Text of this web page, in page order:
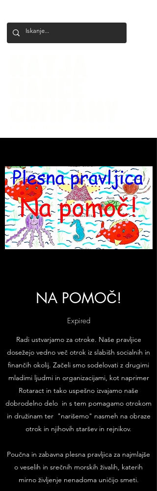
NA POMOČ!
Expired
Radi ustvarjamo za otroke. Naše pravljice
dosežejo vedno več otrok iz slabišh socialnih in
finančih okolij. Začeli smo sodelovati z drugimi
mladimi ljudmi in organizacijami, kot naprimer
Rotaract in tako uspešno izvajamo naše
dobrodelno delo in s tem pomagamo otrokom
in družinam ter "narišemo" nasmeh na obraze
otrok in njihovih staršev in rejnikov.
Poučna in zabavna plesna pravljica za najmlajše
o veselih in srečnih morskih živalih, katerih
mirno življenje nenadoma uničijo smeti.